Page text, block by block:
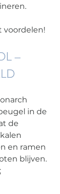
voordelen!
–
in de
de
en ramen
blijven.